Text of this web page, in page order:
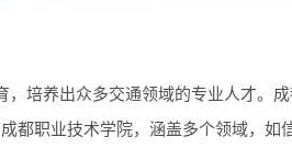
培养出众多交通领域的专业人才。
都职业技术学院，涵盖多个领域，